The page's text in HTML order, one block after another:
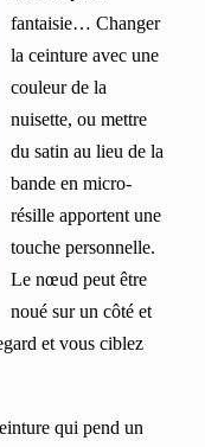
fantaisie… Changer
la ceinture avec une
couleur de la
nuisette, ou mettre
du satin au lieu de la
bande en micro-
résille apportent une
touche personnelle.
Le nœud peut être
noué sur un côté et
et vous ciblez
qui pend un